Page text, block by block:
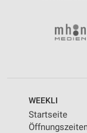
WEEKLI
Startseite